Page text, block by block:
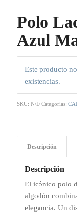
Polo
Azul
Este producto
existencias.
SKU: N/D Categorías:
Descripción
Descripción
El icónico polo
algodón
elegancia. Un